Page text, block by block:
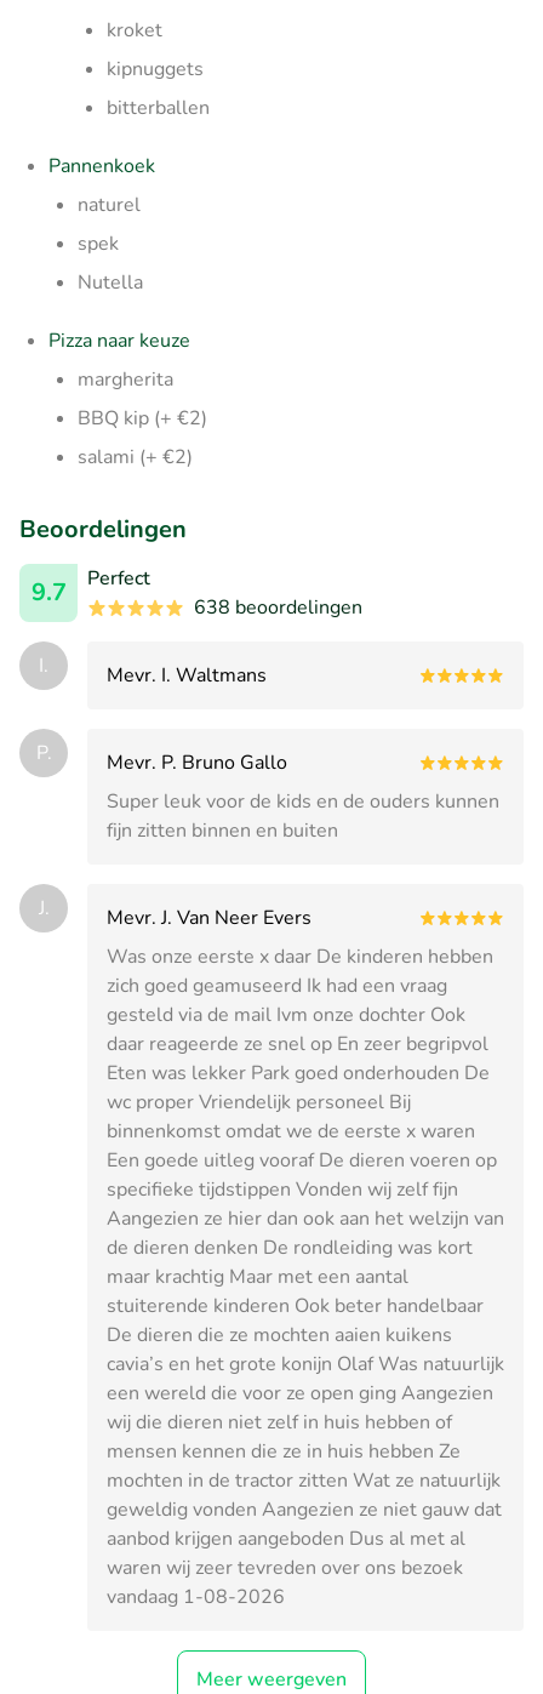
kroket
kipnuggets
bitterballen
Pannenkoek
naturel
spek
Nutella
Pizza naar keuze
margherita
BBQ kip (+ €2)
salami (+ €2)
Beoordelingen
9.7
Perfect
638 beoordelingen
I. Mevr. I. Waltmans
P.
Mevr. P. Bruno Gallo
Super leuk voor de kids en de ouders kunnen
fijn zitten binnen en buiten
J.
Mevr. J. Van Neer Evers
Was onze eerste x daar De kinderen hebben
zich goed geamuseerd Ik had een vraag
gesteld via de mail Ivm onze dochter Ook
daar reageerde ze snel op En zeer begripvol
Eten was lekker Park goed onderhouden De
wc proper Vriendelijk personeel Bij
binnenkomst omdat we de eerste x waren
Een goede uitleg vooraf De dieren voeren op
specifieke tijdstippen Vonden wij zelf fijn
Aangezien ze hier dan ook aan het welzijn van
de dieren denken De rondleiding was kort
maar krachtig Maar met een aantal
stuiterende kinderen Ook beter handelbaar
De dieren die ze mochten aaien kuikens
cavia’s en het grote konijn Olaf Was natuurlijk
een wereld die voor ze open ging Aangezien
wij die dieren niet zelf in huis hebben of
mensen kennen die ze in huis hebben Ze
mochten in de tractor zitten Wat ze natuurlijk
geweldig vonden Aangezien ze niet gauw dat
aanbod krijgen aangeboden Dus al met al
waren wij zeer tevreden over ons bezoek
vandaag 1-08-2026
Meer weergeven